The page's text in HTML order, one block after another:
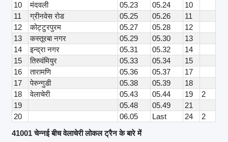
10
मंदवली 05.23 05.24
10
11
ग्रीनवेस रोड 05.25 05.26
11
12
कोट्टुरपुरम 05.27 05.28
12
13
कस्तूरबा नगर 05.29 05.30
13
14
इन्द्रा नगर 05.31 05.32
14
15
तिरुवंमियुर 05.33 05.34
15
16
तारामणि 05.36 05.37
17
17
पेरुन्गुडी 05.38 05.39
18
18
वेलाचेरी 05.43 05.44 19
2
19
05.48 05.49
21
20
06.05 Last 24
2
41001 चेन्नई बीच वेलाचेरी लोकल ट्रैन के बारे में